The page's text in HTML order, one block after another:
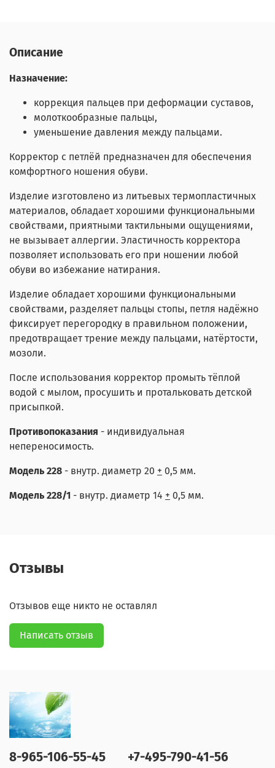
Описание
Назначение:
коррекция пальцев при деформации суставов,
молоткообразные пальцы,
уменьшение давления между пальцами.
Корректор с петлёй предназначен для обеспечения
комфортного ношения обуви.
Изделие изготовлено из литьевых термопластичных
материалов, обладает хорошими функциональными
свойствами, приятными тактильными ощущениями,
не вызывает аллергии. Эластичность корректора
позволяет использовать его при ношении любой
обуви во избежание натирания.
Изделие обладает хорошими функциональными
свойствами, разделяет пальцы стопы, петля надёжно
фиксирует перегородку в правильном положении,
предотвращает трение между пальцами, натёртости,
мозоли.
После использования корректор промыть тёплой
водой с мылом, просушить и протальковать детской
присыпкой.
Противопоказания - индивидуальная
непереносимость.
Модель 228 - внутр. диаметр 20 + 0,5 мм.
Модель 228/1 - внутр. диаметр 14 + 0,5 мм.
Отзывы
Отзывов еще никто не оставлял
Написать отзыв
8-965-106-55-45 +7-495-790-41-56